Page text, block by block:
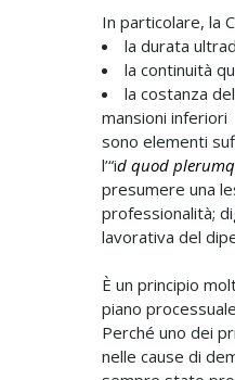
In particolare, la
la durata
la continuità
la costanza
mansioni inferiori
sono elementi
l’“id quod
presumere una
professionalità;
lavorativa del
È un principio
piano
Perché uno dei
nelle cause di